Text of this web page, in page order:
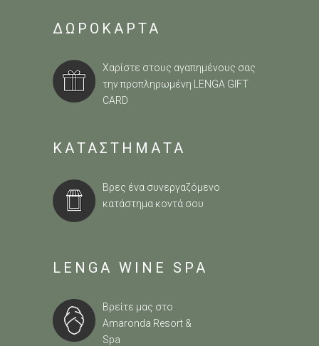
ΔΩΡΟΚΑΡΤΑ
Χαρίστε στους αγαπημένους σας
την προπληρωμένη
LENGA GIFT
CARD
ΚΑΤΑΣΤΗΜΑΤΑ
Βρες ένα συνεργαζόμενο
κατάστημα κοντά σου
LENGA WINE SPA
Βρείτε μας στο
Amaronda Resort &
Spa